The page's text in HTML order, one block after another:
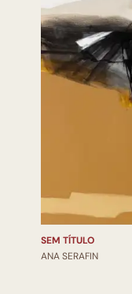
SEM TÍTULO
ANA SERAFIN